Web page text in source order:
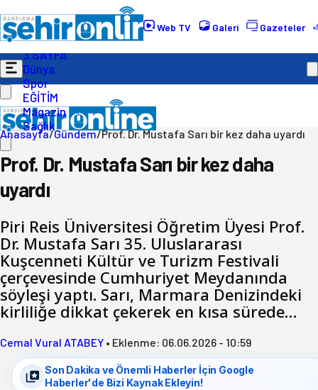
Web TV Galeri Gazeteler
Gündem
Ekonomi
Politika
3.SAYFA
Dünya
Spor
EĞİTİM
Magazin
Sağlık
Anasayfa/Gündem/Prof. Dr. Mustafa Sarı bir kez daha uyardı
Prof. Dr. Mustafa Sarı bir kez daha
uyardı
Piri Reis Üniversitesi Öğretim Üyesi Prof.
Dr. Mustafa Sarı 35. Uluslararası
Kuşcenneti Kültür ve Turizm Festivali
çerçevesinde Cumhuriyet Meydanında
söyleşi yaptı. Sarı, Marmara Denizindeki
kirliliğe dikkat çekerek en kısa sürede…
Cemal Vural ATABEY • Eklenme: 06.06.2026 - 10:59
Son Dakika ve Önemli Haberler İçin Google
Haberler'de Bizi Kaynak Ekleyin!